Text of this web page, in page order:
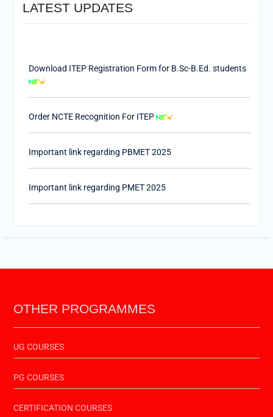
LATEST UPDATES
OTHER PROGRAMMES
UG COURSES
PG COURSES
CERTIFICATION COURSES